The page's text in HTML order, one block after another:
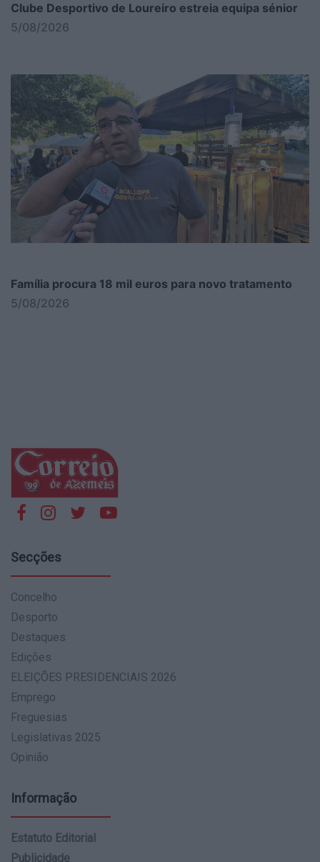
Clube Desportivo de Loureiro estreia equipa sénior
5/08/2026
Família procura 18 mil euros para novo tratamento
5/08/2026
Secções
Concelho
Desporto
Destaques
Edições
ELEIÇÕES PRESIDENCIAIS 2026
Emprego
Freguesias
Legislativas 2025
Opinião
Informação
Estatuto Editorial
Publicidade